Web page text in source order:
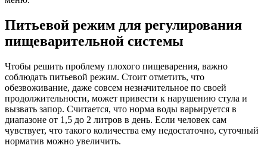
Питьевой режим для регулирования
пищеварительной системы
Чтобы решить проблему плохого пищеварения, важно
соблюдать питьевой режим. Стоит отметить, что
обезвоживание, даже совсем незначительное по своей
продолжительности, может привести к нарушению стула и
вызвать запор. Считается, что норма воды варьируется в
диапазоне от 1,5 до 2 литров в день. Если человек сам
чувствует, что такого количества ему недостаточно, суточный
норматив можно увеличить.